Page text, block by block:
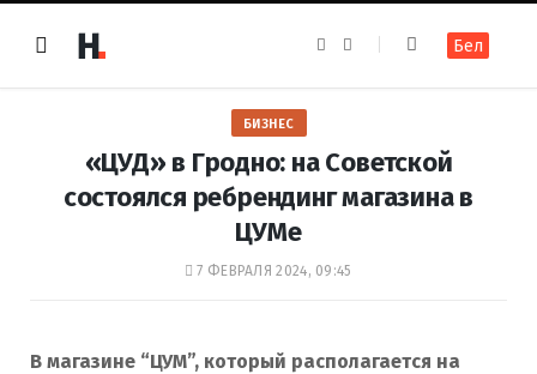
e
k
t
a
m
Бел
БИЗНЕС
«ЦУД» в Гродно: на Советской
состоялся ребрендинг магазина в
ЦУМе
7 ФЕВРАЛЯ 2024, 09:45
В магазине “ЦУМ”, который располагается на